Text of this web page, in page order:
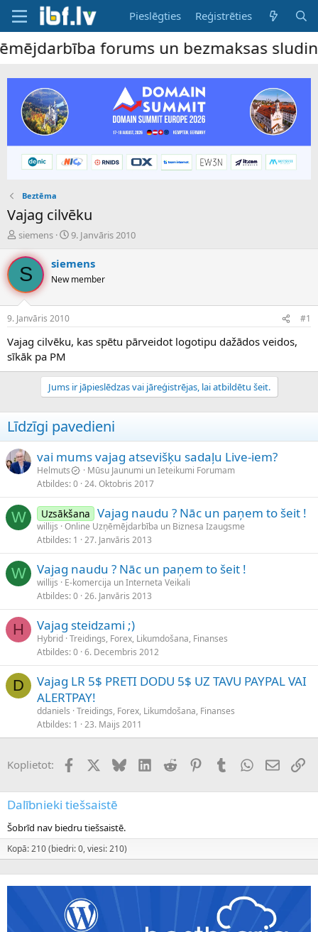
Pieslēgties Reģistrēties
forums un bezmaksas
Beztēma
Vajag cilvēku
P
v
e
d
i
n
a
u
z
s
ē
j
s
siemens
S
k
m
a
u
s
9. Janvāris 2010
S siemens
New member
9. Janvāris 2010 #1
Vajag cilvēku, kas spētu pārveidot logotipu dažādos veidos,
sīkāk pa PM
Jums ir jāpieslēdzas vai jāreģistrējas, lai atbildētu šeit.
Līdzīgi pavedieni
vai mums vajag atsevišķu sadaļu Live-iem?
Helmuts
Mūsu Jaunumi un Ieteikumi Forumam
Atbildes 0 24. Oktobris 2017
W Uzsākšana Vajag naudu ? Nāc un paņem to šeit !
willijs Online Uzņēmējdarbība un Biznesa Izaugsme
Atbildes 1 27. Janvāris 2013
W Vajag naudu ? Nāc un paņem to šeit !
willijs
E-komercija un Interneta Veikali
Atbildes 0 26. Janvāris 2013
H Vajag steidzami ;)
Hybrid Treidings, Forex, Likumdošana, Finanses
Atbildes 0 6. Decembris 2012
D
Vajag LR 5$ PRETI DODU 5$ UZ TAVU PAYPAL VAI
ALERTPAY!
ddaniels Treidings, Forex, Likumdošana, Finanses
Atbildes 1 23. Maijs 2011
Koplietot: FacebookX (Twitter)
BlueskyLinkedInReddit PinterestTumblrWhatsApp
E-pasts
Dalībnieki tiešsaistē
Šobrīd nav biedru tiešsaistē.
Kopā: 210 (biedri: 0, viesi: 210)